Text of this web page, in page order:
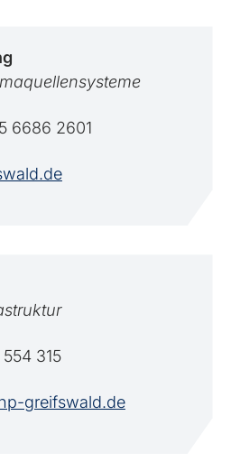
6686 2601
315
greifswald.de